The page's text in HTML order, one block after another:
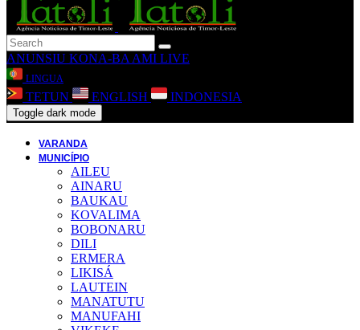
ANUNSIU KONA-BA AMI LIVE
LINGUA
TETUN ENGLISH INDONESIA
Toggle dark mode
VARANDA
MUNICÍPIO
AILEU
AINARU
BAUKAU
KOVALIMA
BOBONARU
DILI
ERMERA
LIKISÁ
LAUTEIN
MANATUTU
MANUFAHI